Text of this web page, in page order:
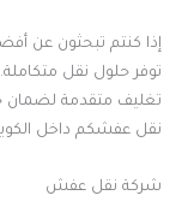
إذا كنتم تبحثون عن
توفر حلول نقل
تغليف متقدمة لضمان
نقل عفشكم داخل
شركة نقل عفش